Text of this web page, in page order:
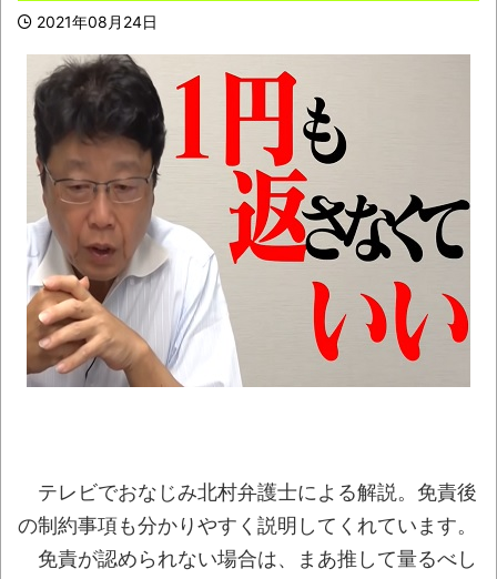
カズレーザー、車の任意保険を巡り持論
転すんなよ」
NEW!
日本韓国台湾「少子化です」←わかる 中
国北朝鮮「少子化です」←強権国家でも止めら
れないのかよ
【画像】あのちゃん、なんか別人になる
NEW!
【悲報】女がドン引きするほど嫌いな趣味
ワースト5，発表される
元ジャンポケ斉藤被告、ガチでぶっ壊れて
しまうNEW!
るｗｗｗNEW!
【相撲】日本で唯一！「鬢付け油」をつく
る職人の世界！NEW!
2021年08月24日
テレビでおなじみ北村弁護士による解説。免責後
の制約事項も分かりやすく説明してくれています。
免責が認められない場合は、まあ推して量るべし